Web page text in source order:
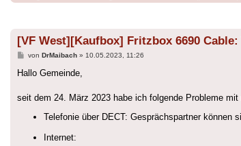
[VF West][Kaufbox] Fritzbox 6690
Beitrag
von DrMaibach» 10.05.2023, 11:26
Hallo Gemeinde,
seit dem 24. März 2023 habe ich folgende Probleme
Telefonie über DECT: Gesprächspartner können
Internet: